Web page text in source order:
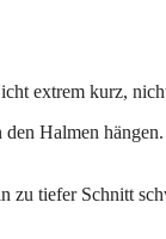
extrem kurz,
Halmen
zu tiefer Schnitt